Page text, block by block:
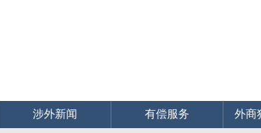
涉外新闻 有偿服务 外商